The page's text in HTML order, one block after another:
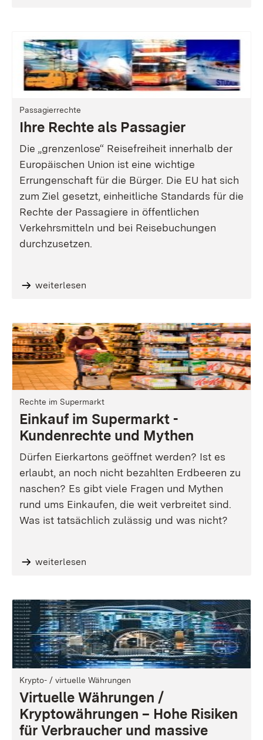
Passagierrechte
Ihre Rechte als Passagier
Die „grenzenlose“ Reisefreiheit innerhalb der
Europäischen Union ist eine wichtige
Errungenschaft für die Bürger. Die EU hat sich
zum Ziel gesetzt, einheitliche Standards für die
Rechte der Passagiere in öffentlichen
Verkehrsmitteln und bei Reisebuchungen
durchzusetzen.
weiterlesen
Rechte im Supermarkt
Einkauf im Supermarkt -
Kundenrechte und Mythen
Dürfen Eierkartons geöffnet werden? Ist es
erlaubt, an noch nicht bezahlten Erdbeeren zu
naschen? Es gibt viele Fragen und Mythen
rund ums Einkaufen, die weit verbreitet sind.
Was ist tatsächlich zulässig und was nicht?
weiterlesen
Krypto- / virtuelle Währungen
Virtuelle Währungen /
Kryptowährungen – Hohe Risiken
für Verbraucher und massive